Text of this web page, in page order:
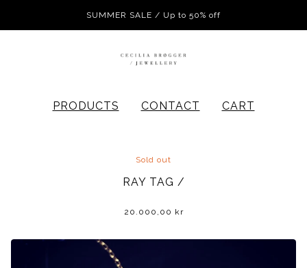
SUMMER SALE / Up to 50% off
PRODUCTS CONTACT CART
Sold out
RAY TAG /
20.000,00 kr